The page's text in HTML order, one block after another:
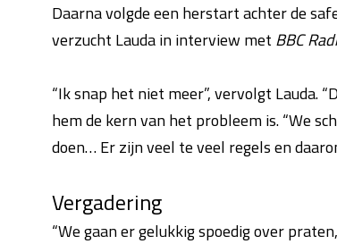
Daarna volgde een herstart achter de
verzucht Lauda in interview met BBC
“Ik snap het niet meer”, vervolgt Lauda.
hem de kern van het probleem is. “We
doen… Er zijn veel te veel regels en
Vergadering
“We gaan er gelukkig spoedig over